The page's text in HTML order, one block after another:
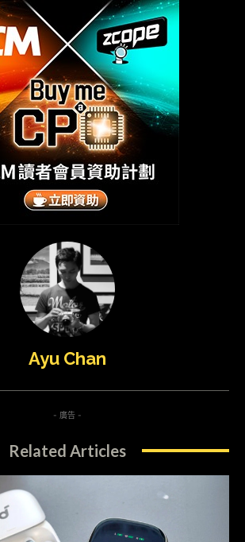
Ayu Chan
- 廣告 -
Related Articles